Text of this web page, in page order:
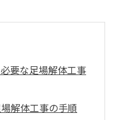
要な足場解体工事
解体工事の手順